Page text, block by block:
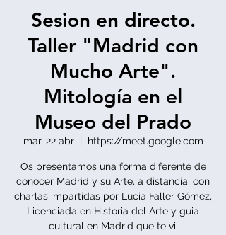
Sesion en directo.
Taller "Madrid con
Mucho Arte".
Mitología en el
Museo del Prado
mar, 22 abr
  |
https://meet.google.com
Os presentamos una forma diferente de
conocer Madrid y su Arte, a distancia, con
charlas impartidas por Lucia Faller Gómez,
Licenciada en Historia del Arte y guia
cultural en Madrid que te vi.